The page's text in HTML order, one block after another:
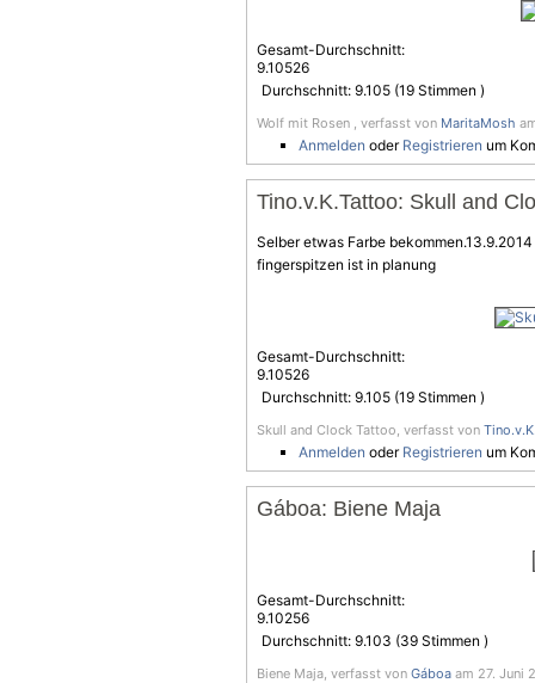
Gesamt-Durchschnitt:
9.10526
Durchschnitt: 9.105 (19 Stimmen )
Wolf mit Rosen , verfasst von MaritaMosh
Anmelden oder Registrieren um
Tino.v.K.Tattoo: Skull and
Selber etwas Farbe
fingerspitzen ist in planung
Gesamt-Durchschnitt:
9.10526
Durchschnitt: 9.105 (19 Stimmen )
Skull and Clock Tattoo, verfasst von
Anmelden oder Registrieren um
Gáboa: Biene Maja
Gesamt-Durchschnitt:
9.10256
Durchschnitt: 9.103 (39 Stimmen )
Biene Maja, verfasst von Gáboa am 27. Juni